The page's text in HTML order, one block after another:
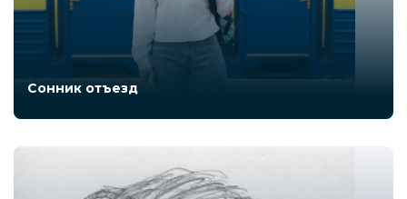
Сонник отъезд